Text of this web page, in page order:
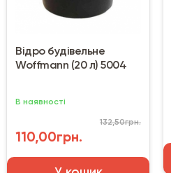
Відро будівельне
Woffmann (20 л) 5004
В наявності
110,00грн.
132,50грн.